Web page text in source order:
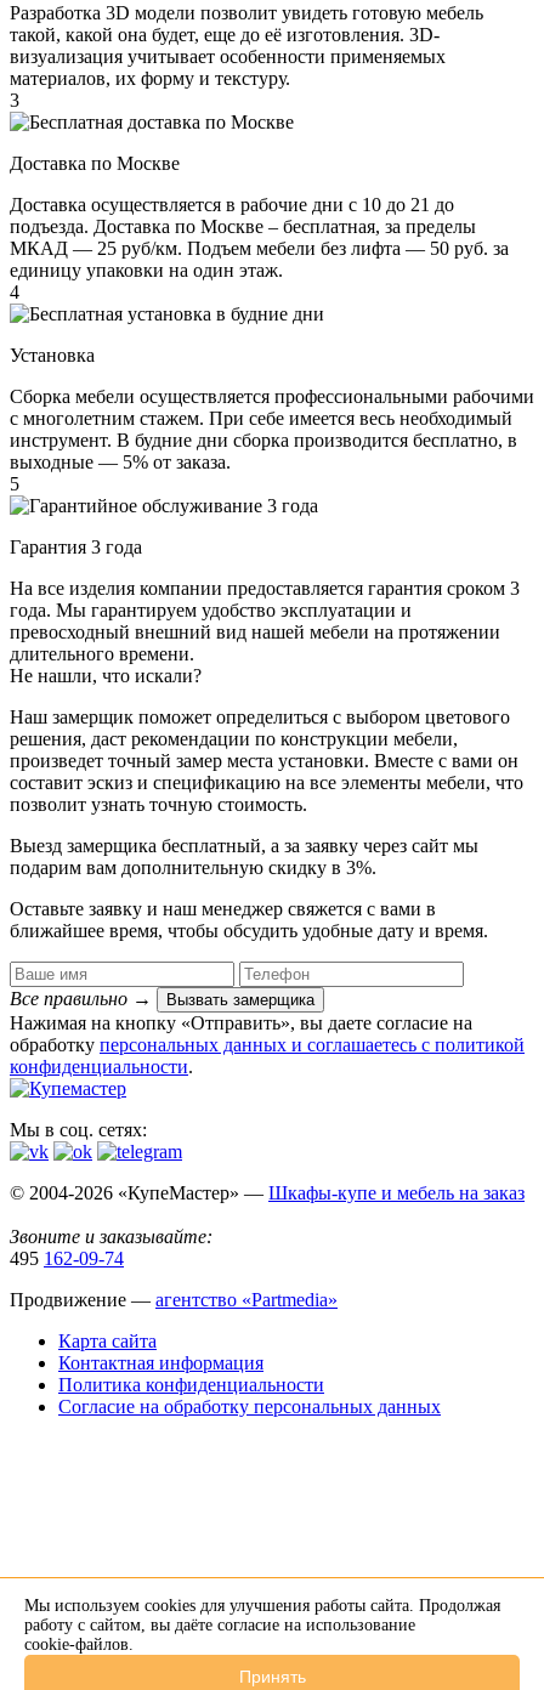
Разработка 3D модели позволит увидеть готовую мебель
такой, какой она будет, еще до её изготовления. 3D-
визуализация учитывает особенности применяемых
материалов, их форму и текстуру.
3
Доставка по Москве
Доставка осуществляется в рабочие дни с 10 до 21 до
подъезда. Доставка по Москве – бесплатная, за пределы
МКАД — 25 руб/км. Подъем мебели без лифта — 50 руб. за
единицу упаковки на один этаж.
4
Установка
Сборка мебели осуществляется профессиональными рабочими
с многолетним стажем. При себе имеется весь необходимый
инструмент. В будние дни сборка производится бесплатно, в
выходные — 5% от заказа.
5
Гарантия 3 года
На все изделия компании предоставляется гарантия сроком 3
года. Мы гарантируем удобство эксплуатации и
превосходный внешний вид нашей мебели на протяжении
длительного времени.
Не нашли, что искали?
Наш замерщик поможет определиться с выбором цветового
решения, даст рекомендации по конструкции мебели,
произведет точный замер места установки. Вместе с вами он
составит эскиз и спецификацию на все элементы мебели, что
позволит узнать точную стоимость.
Выезд замерщика бесплатный, а за заявку через сайт мы
подарим вам дополнительную скидку в 3%.
Оставьте заявку и наш менеджер свяжется с вами в
ближайшее время, чтобы обсудить удобные дату и время.
Все правильно → Вызвать замерщика
Нажимая на кнопку «Отправить», вы даете согласие на
обработку персональных данных​ и соглашаетесь c политикой
конфиденциальности.
Мы в соц. сетях:
© 2004-2026 «КупеМастер» — Шкафы-купе и мебель на заказ
Звоните и заказывайте:
495 162-09-74
Продвижение — агентство «Partmedia»
Карта сайта
Контактная информация
Политика конфиденциальности
Согласие на обработку персональных данных
Напишите нам в Telegram
Мы используем cookies для улучшения работы сайта. Продолжая
работу с сайтом, вы даёте согласие на использование
cookie-файлов.
Принять